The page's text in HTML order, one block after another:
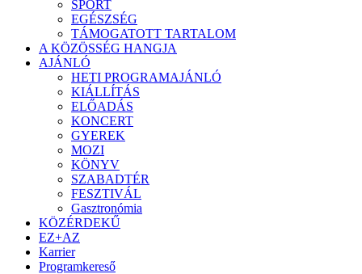
SPORT
EGÉSZSÉG
TÁMOGATOTT TARTALOM
A KÖZÖSSÉG HANGJA
AJÁNLÓ
HETI PROGRAMAJÁNLÓ
KIÁLLÍTÁS
ELŐADÁS
KONCERT
GYEREK
MOZI
KÖNYV
SZABADTÉR
FESZTIVÁL
Gasztronómia
KÖZÉRDEKŰ
EZ+AZ
Karrier
Programkereső